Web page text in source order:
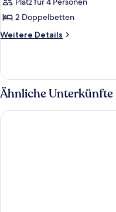
Zimmer,
2 Doppelbetten,
Poolblick
2 Doppelbetten
Weitere Details
Weitere
2 Doppelbetten,
Poolblick
Ähnliche Unterkünfte
The Ritz-Carlton, Grand